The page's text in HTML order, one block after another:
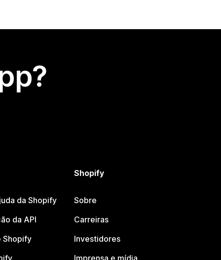
da Shopify
da API
Shopify
Shopify
Sobre
Carreiras
Investidores